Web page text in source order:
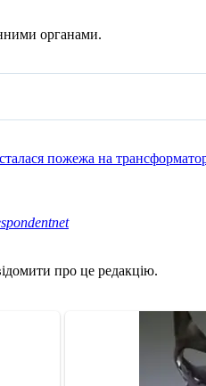
органами.
сталася пожежа на
про це редакцію.